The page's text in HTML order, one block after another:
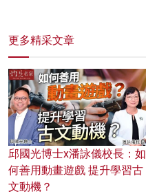
更多精采文章
邱國光博士x潘詠儀校長：如
何善用動畫遊戲 提升學習古
文動機？